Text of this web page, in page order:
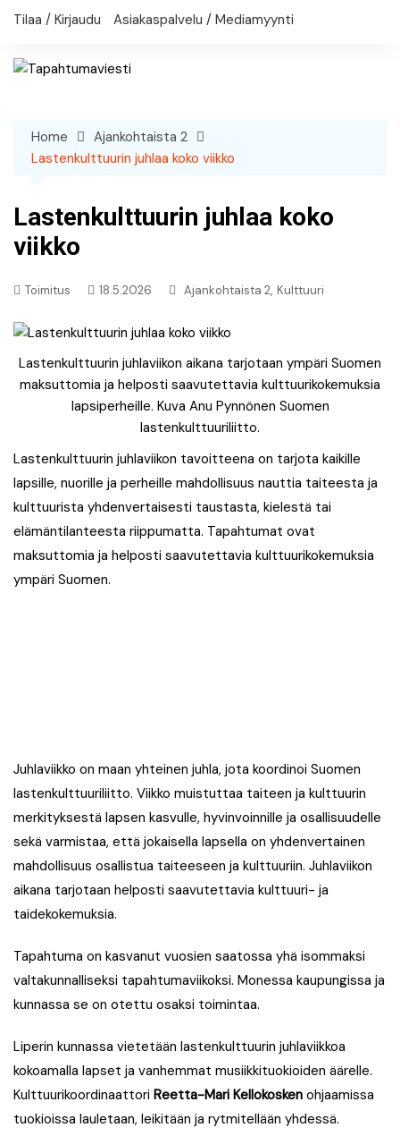
Skip
Tilaa / Kirjaudu Asiakaspalvelu / Mediamyynti
Home
Ajankohtaista 2
Lastenkulttuurin juhlaa koko viikko
Lastenkulttuurin juhlaa koko
viikko
Toimitus 18.5.2026 Ajankohtaista 2, Kulttuuri
Lastenkulttuurin juhlaviikon aikana tarjotaan ympäri Suomen
maksuttomia ja helposti saavutettavia kulttuurikokemuksia
lapsiperheille. Kuva Anu Pynnönen Suomen
lastenkulttuuriliitto.
Lastenkulttuurin juhlaviikon tavoitteena on tarjota kaikille
lapsille, nuorille ja perheille mahdollisuus nauttia taiteesta ja
kulttuurista yhdenvertaisesti taustasta, kielestä tai
elämäntilanteesta riippumatta. Tapahtumat ovat
maksuttomia ja helposti saavutettavia kulttuurikokemuksia
ympäri Suomen.
Juhlaviikko on maan yhteinen juhla, jota koordinoi Suomen
lastenkulttuuriliitto. Viikko muistuttaa taiteen ja kulttuurin
merkityksestä lapsen kasvulle, hyvinvoinnille ja osallisuudelle
sekä varmistaa, että jokaisella lapsella on yhdenvertainen
mahdollisuus osallistua taiteeseen ja kulttuuriin. Juhlaviikon
aikana tarjotaan helposti saavutettavia kulttuuri- ja
taidekokemuksia.
Tapahtuma on kasvanut vuosien saatossa yhä isommaksi
valtakunnalliseksi tapahtumaviikoksi. Monessa kaupungissa ja
kunnassa se on otettu osaksi toimintaa.
Liperin kunnassa vietetään lastenkulttuurin juhlaviikkoa
kokoamalla lapset ja vanhemmat musiikkituokioiden äärelle.
Kulttuurikoordinaattori Reetta-Mari Kellokosken ohjaamissa
tuokioissa lauletaan, leikitään ja rytmitellään yhdessä.